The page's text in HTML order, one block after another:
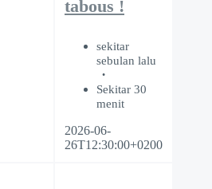
tabous !
sekitar
sebulan lalu
Sekitar 30
menit
2026-06-
26T12:30:00+0200